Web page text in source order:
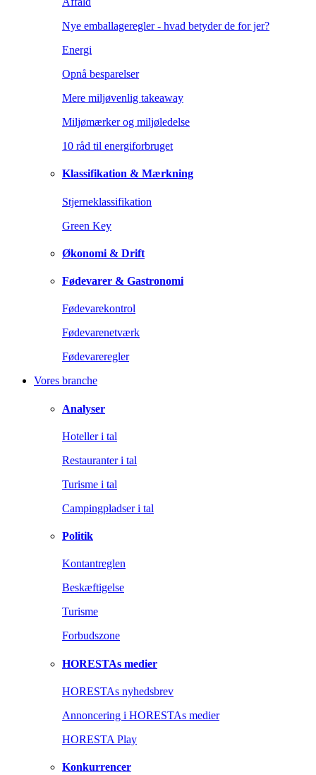
Nye emballageregler - hvad betyder de for jer?
Energi
Opnå besparelser
Mere miljøvenlig takeaway
Miljømærker og miljøledelse
10 råd til energiforbruget
Klassifikation & Mærkning
Stjerneklassifikation
Green Key
Økonomi & Drift
Fødevarer & Gastronomi
Fødevarekontrol
Fødevarenetværk
Fødevareregler
Vores branche
Analyser
Hoteller i tal
Restauranter i tal
Turisme i tal
Campingpladser i tal
Politik
Kontantreglen
Beskæftigelse
Turisme
Forbudszone
HORESTAs medier
HORESTAs nyhedsbrev
Annoncering i HORESTAs medier
HORESTA Play
Konkurrencer